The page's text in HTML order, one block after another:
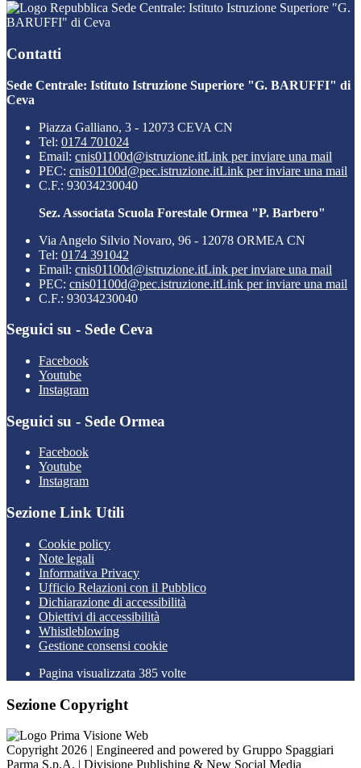
Sede Centrale: Istituto Istruzione Superiore "G.
BARUFFI" di Ceva
Contatti
Sede Centrale: Istituto Istruzione Superiore "G. BARUFFI" di
Ceva
Piazza Galliano, 3 - 12073 CEVA CN
Tel: 0174 701024
Email: cnis01100d@istruzione.itLink per inviare una mail
PEC: cnis01100d@pec.istruzione.itLink per inviare una mail
C.F.: 93034230040
Sez. Associata Scuola Forestale Ormea "P. Barbero"
Via Angelo Silvio Novaro, 96 - 12078 ORMEA CN
Tel: 0174 391042
Email: cnis01100d@istruzione.itLink per inviare una mail
PEC: cnis01100d@pec.istruzione.itLink per inviare una mail
C.F.: 93034230040
Seguici su - Sede Ceva
Facebook
Youtube
Instagram
Seguici su - Sede Ormea
Facebook
Youtube
Instagram
Sezione Link Utili
Cookie policy
Note legali
Informativa Privacy
Ufficio Relazioni con il Pubblico
Dichiarazione di accessibilità
Obiettivi di accessibilità
Whistleblowing
Gestione consensi cookie
Pagina visualizzata 385 volte
Sezione Copyright
Copyright 2026 | Engineered and powered by Gruppo Spaggiari
Parma S.p.A. | Divisione Publishing & New Social Media